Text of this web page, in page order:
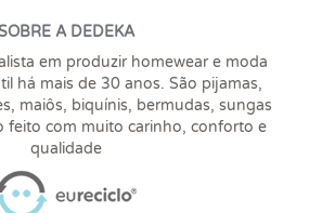
A DEDEKA
em produzir homewear e moda
há mais de 30 anos. São pijamas,
maiôs, biquínis, bermudas, sungas
feito com muito carinho, conforto e
qualidade